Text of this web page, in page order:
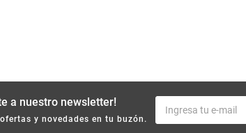
a nuestro newsletter!
y novedades en tu buzón.